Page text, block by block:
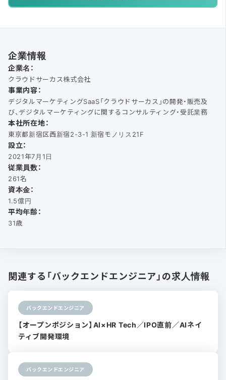
企業情報
企業名：
クラウドサーカス株式会社
事業内容：
デジタルマーケティングSaaS「クラウドサーカス」の開発・販売及
び、デジタルマーケティングに関するコンサルティング・受託業務
本社所在地：
東京都新宿区西新宿2-3-1 新宿モノリス21F
設立：
2021年7月1日
従業員数：
261名
資本金：
1.5億円
平均年齢：
31歳
関連する「バックエンドエンジニア」の求人情報
バックエンドエンジニア
【オープンポジション】AI×HR Tech／IPO直前／AIネイ
ティブ開発環境
バックエンドエンジニア